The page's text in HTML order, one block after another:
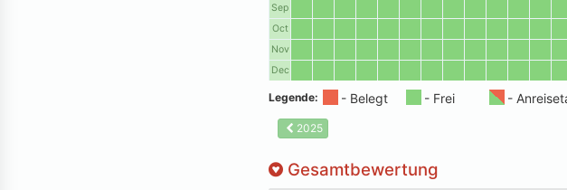
Sep
Oct
Nov
Dec
Legende:
2025
Gesamtbewertung